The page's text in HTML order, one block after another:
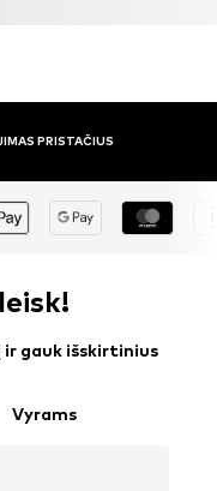
gauk išskirtinius
Vyrams